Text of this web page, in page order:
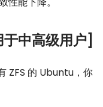
中高级用户]
ZFS 的 Ubuntu，你